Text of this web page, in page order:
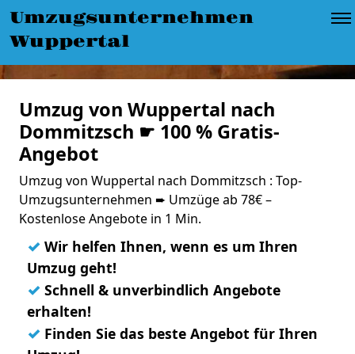
Umzugsunternehmen
Wuppertal
Umzug von Wuppertal nach
Dommitzsch ☛ 100 % Gratis-
Angebot
Umzug von Wuppertal nach Dommitzsch : Top-
Umzugsunternehmen ➨ Umzüge ab 78€ –
Kostenlose Angebote in 1 Min.
✓ Wir helfen Ihnen, wenn es um Ihren
Umzug geht!
✓ Schnell & unverbindlich Angebote
erhalten!
✓ Finden Sie das beste Angebot für Ihren